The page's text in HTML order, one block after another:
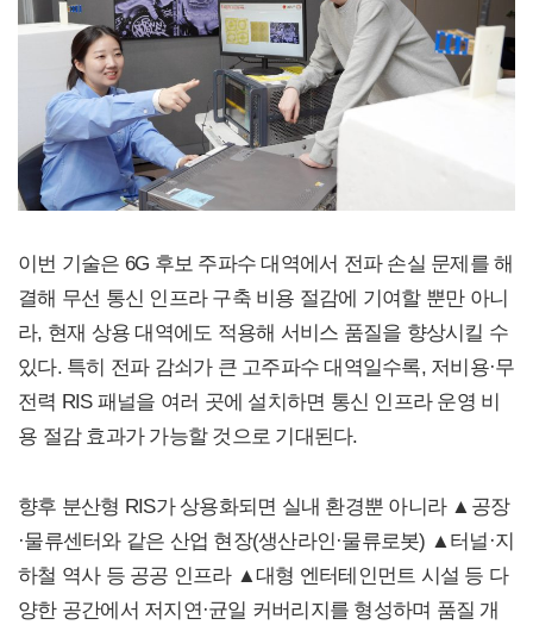
이번 기술은 6G 후보 주파수 대역에서 전파 손실 문제를 해
결해 무선 통신 인프라 구축 비용 절감에 기여할 뿐만 아니
라, 현재 상용 대역에도 적용해 서비스 품질을 향상시킬 수
있다. 특히 전파 감쇠가 큰 고주파수 대역일수록, 저비용·무
전력 RIS 패널을 여러 곳에 설치하면 통신 인프라 운영 비
용 절감 효과가 가능할 것으로 기대된다.
향후 분산형 RIS가 상용화되면 실내 환경뿐 아니라 ▲공장
·물류센터와 같은 산업 현장(생산라인·물류로봇) ▲터널·지
하철 역사 등 공공 인프라 ▲대형 엔터테인먼트 시설 등 다
양한 공간에서 저지연·균일 커버리지를 형성하며 품질 개